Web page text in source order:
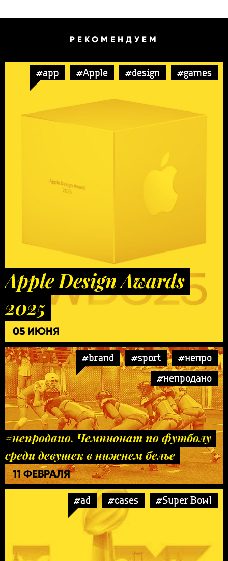
РЕКОМЕНДУЕМ
#app #Apple #design #games
Apple Design Awards
2025
05 ИЮНЯ
#brand #sport
#непро
#непродано
#непродано. Чемпионат по футболу
среди девушек в нижнем белье
11 ФЕВРАЛЯ
#ad #cases #Super Bowl